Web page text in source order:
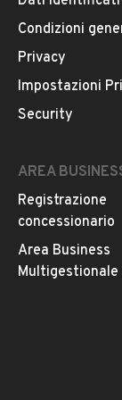
Il veicolo è
Offrite
Accettate
È possibile
Quali sono
Condizioni
Privacy
Impostazioni
Security
AREA
Registrazione
concessionario
Area Business
Multigestionale